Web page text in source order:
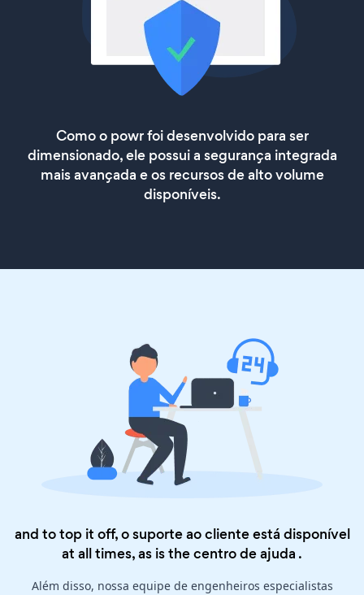
Como o powr foi desenvolvido para ser
dimensionado, ele possui a segurança integrada
mais avançada e os recursos de alto volume
disponíveis.
and to top it off, o suporte ao cliente está disponível
at all times, as is thecentro de ajuda .
Além disso, nossa equipe de engenheiros especialistas